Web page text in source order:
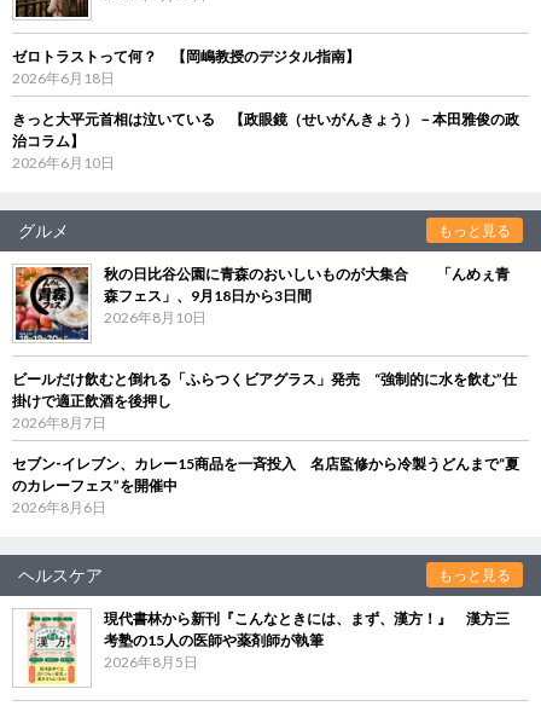
ゼロトラストって何？ 【岡嶋教授のデジタル指南】
2026年6月18日
きっと大平元首相は泣いている 【政眼鏡（せいがんきょう）－本田雅俊の政
治コラム】
2026年6月10日
グルメ もっと見る
秋の日比谷公園に青森のおいしいものが大集合 「んめぇ青
森フェス」、9月18日から3日間
2026年8月10日
ビールだけ飲むと倒れる「ふらつくビアグラス」発売 “強制的に水を飲む”仕
掛けで適正飲酒を後押し
2026年8月7日
セブン‐イレブン、カレー15商品を一斉投入 名店監修から冷製うどんまで“夏
のカレーフェス”を開催中
2026年8月6日
ヘルスケア もっと見る
現代書林から新刊『こんなときには、まず、漢方！』 漢方三
考塾の15人の医師や薬剤師が執筆
2026年8月5日